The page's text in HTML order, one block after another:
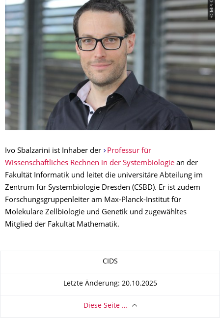
Ivo Sbalzarini ist Inhaber der
Professur für
Wissenschaftliches Rechnen in der Systembiologie an der
Fakultät Informatik und leitet die universitäre Abteilung im
Zentrum für Systembiologie Dresden (CSBD). Er ist zudem
Forschungsgruppenleiter am Max-Planck-Institut für
Molekulare Zellbiologie und Genetik und zugewähltes
Mitglied der Fakultät Mathematik.
CIDS
Letzte Änderung: 20.10.2025
Diese Seite …